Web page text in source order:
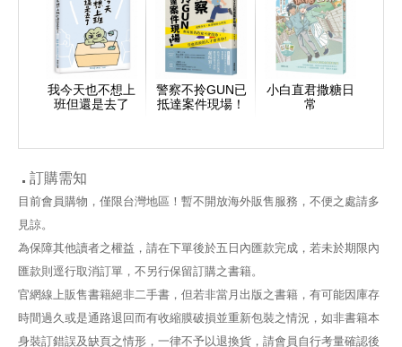
我今天也不想上
班但還是去了
警察不拎GUN已
抵達案件現場！
小白直君撒糖日
常
訂購需知
目前會員購物，僅限台灣地區！暫不開放海外販售服務，不便之處請多
見諒。
為保障其他讀者之權益，請在下單後於五日內匯款完成，若未於期限內
匯款則逕行取消訂單，不另行保留訂購之書籍。
官網線上販售書籍絕非二手書，但若非當月出版之書籍，有可能因庫存
時間過久或是通路退回而有收縮膜破損並重新包裝之情況，如非書籍本
身裝訂錯誤及缺頁之情形，一律不予以退換貨，請會員自行考量確認後